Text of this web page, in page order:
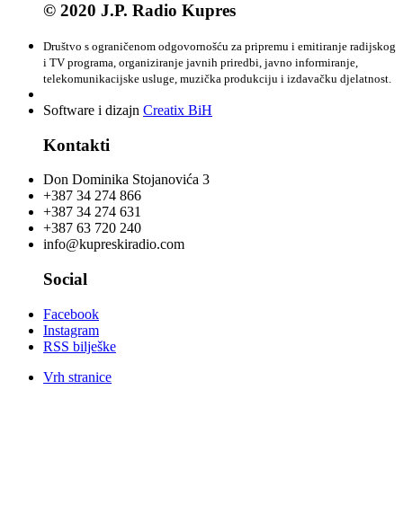
© 2020 J.P. Radio Kupres
Društvo s ograničenom odgovornošću za pripremu i emitiranje radijskog
i TV programa, organiziranje javnih priredbi, javno informiranje,
telekomunikacijske usluge, muzička produkciju i izdavačku djelatnost.
Software i dizajn Creatix BiH
Kontakti
Don Dominika Stojanovića 3
+387 34 274 866
+387 34 274 631
+387 63 720 240
info@kupreskiradio.com
Social
Facebook
Instagram
RSS bilješke
Vrh stranice